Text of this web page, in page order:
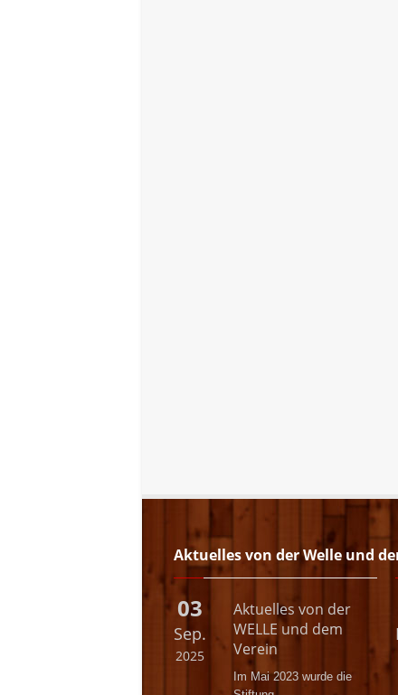
Aktuelles von der Welle und
03
Sep.
2025
Aktuelles von der
WELLE und dem
Verein
Im Mai 2023 wurde die